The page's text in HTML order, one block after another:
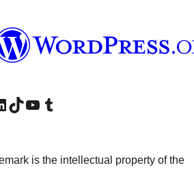
налог
our LinkedIn account
Посетите наш TikTok налог
Visit our YouTube channel
Посетите наш Tumblr налог
is the intellectual property of the